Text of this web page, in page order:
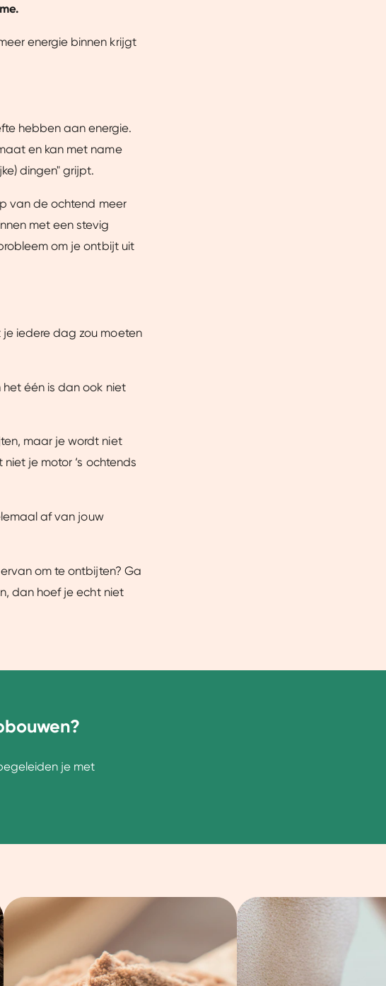
relevante content laten zien en je
We delen beperkte informatie met
Ja, verbeter mijn ervaring :)
energie binnen krijgt
hebben aan energie.
en kan met name
dingen" grijpt.
van de ochtend meer
met een stevig
om je ontbijt uit
iedere dag zou moeten
één is dan ook niet
maar je wordt niet
je motor ‘s ochtends
af van jouw
om te ontbijten? Ga
dan hoef je echt niet
je met